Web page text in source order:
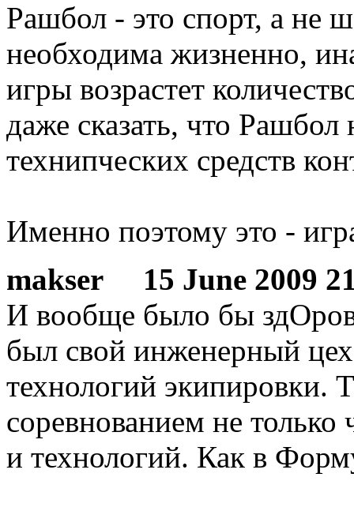
Рашбол - это спорт, а не
необходима жизненно,
игры возрастет
даже сказать, что Рашбол
технипческих средств
Именно поэтому это -
makser
15 June 2009
И вообще было бы
был свой инженерный
технологий экипировки.
соревнованием не
и технологий. Как в